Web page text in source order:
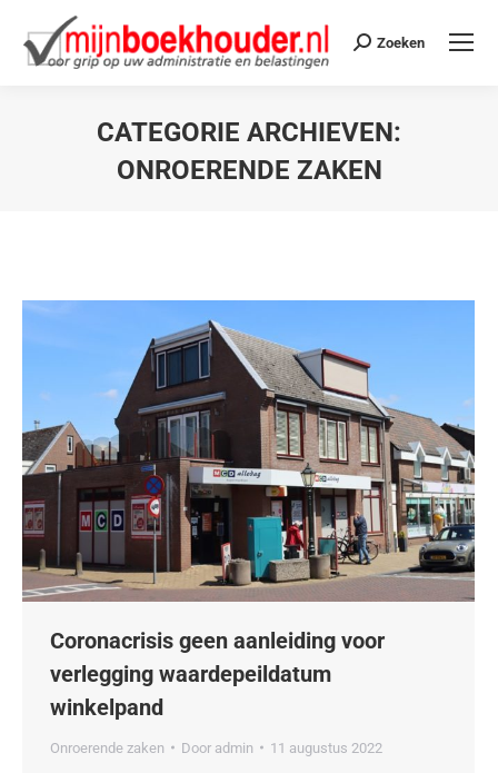
Zoeken
CATEGORIE ARCHIEVEN:
ONROERENDE ZAKEN
Coronacrisis geen aanleiding voor
verlegging waardepeildatum
winkelpand
Onroerende zaken Door admin 11 augustus 2022